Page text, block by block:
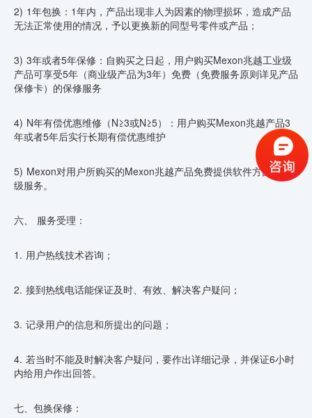
2) 1年包换：1年内，产品出现非人为因素的物理损坏，造成产品
无法正常使用的情况，予以更换新的同型号零件或产品；
3) 3年或者5年保修：自购买之日起，用户购买Mexon兆越工业级
产品可享受5年（商业级产品为3年）免费（免费服务原则详见产品
保修卡）的保修服务
4) N年有偿优惠维修（N≥3或N≥5）：用户购买Mexon兆越产品3
年或者5年后实行长期有偿优惠维护
5) Mexon对用户所购买的Mexon兆越产品免费提供软件方面的升
级服务。
六、 服务受理：
1. 用户热线技术咨询；
2. 接到热线电话能保证及时、有效、解决客户疑问；
3. 记录用户的信息和所提出的问题；
4. 若当时不能及时解决客户疑问，要作出详细记录，并保证6小时
内给用户作出回答。
七、包换保修：